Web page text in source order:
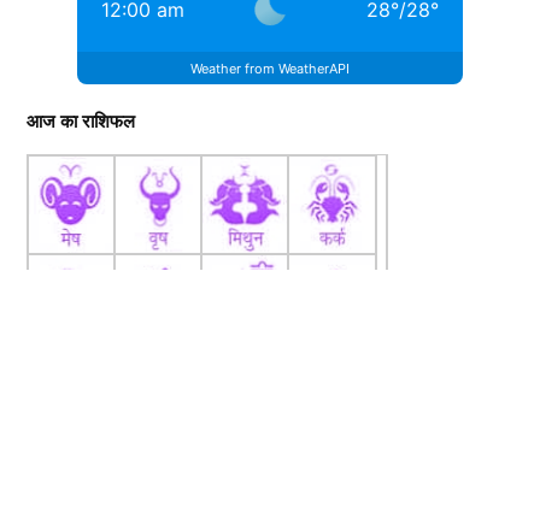
12:00 am 28°/28°
Weather from WeatherAPI
आज का राशिफल